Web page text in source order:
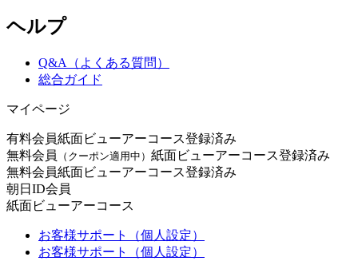
ヘルプ
Q&A（よくある質問）
総合ガイド
マイページ
有料会員紙面ビューアーコース登録済み
無料会員
（クーポン適用中） 紙面ビューアーコース登録済み
無料会員紙面ビューアーコース登録済み
朝日ID会員
紙面ビューアーコース
お客様サポート（個人設定）
お客様サポート（個人設定）